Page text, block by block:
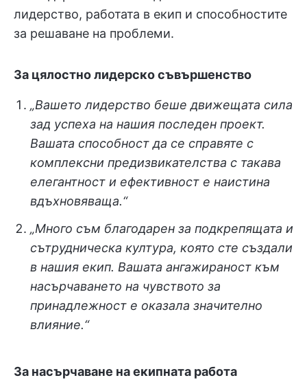
лидерство, работата в екип и способностите
за решаване на проблеми.
За цялостно лидерско съвършенство
„Вашето лидерство беше движещата сила
зад успеха на нашия последен проект.
Вашата способност да се справяте с
комплексни предизвикателства с такава
елегантност и ефективност е наистина
вдъхновяваща.“
„Много съм благодарен за подкрепящата и
сътрудническа култура, която сте създали
в нашия екип. Вашата ангажираност към
насърчаването на чувството за
принадлежност е оказала значително
влияние.“
За насърчаване на екипната работа